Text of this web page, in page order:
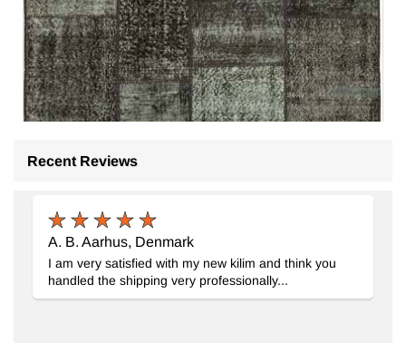
13.594TL
Recent Reviews
A. B. Aarhus, Denmark
I am very satisfied with my new kilim and think you
handled the shipping very professionally...